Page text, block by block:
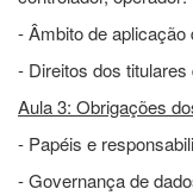
- Âmbito de aplicação
- Direitos dos titulares
Aula 3: Obrigações
- Papéis e
- Governança de